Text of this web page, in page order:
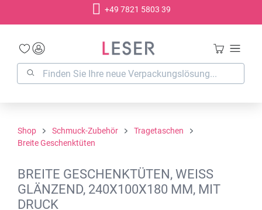
+49 7821 5803 39
Shop Schmuck-Zubehör
Tragetaschen
Breite Geschenktüten
BREITE GESCHENKTÜTEN, WEISS
GLÄNZEND, 240X100X180 MM, MIT
DRUCK